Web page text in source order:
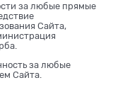
за любые прямые
Сайта,
за любые
Сайта.